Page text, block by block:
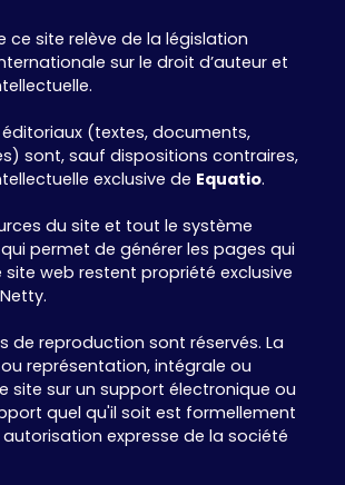
ce site relève de la législation
sur le droit d’auteur et
(textes, documents,
sont, sauf dispositions contraires,
exclusive de Equatio.
du site et tout le système
permet de générer les pages qui
web restent propriété exclusive
de reproduction sont réservés. La
représentation, intégrale ou
site sur un support électronique ou
quel qu'il soit est formellement
expresse de la société